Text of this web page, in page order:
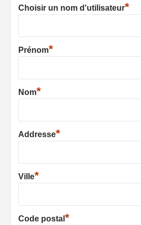
Choisir un nom d'utilisateur*
Prénom*
Nom*
Addresse*
Ville*
Code postal *